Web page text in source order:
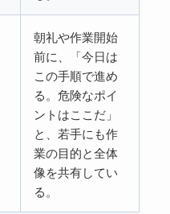
朝礼や作業開始
前に、「今日は
この手順で進め
る。危険なポイ
ントはここだ」
と、若手にも作
業の目的と全体
像を共有してい
る。